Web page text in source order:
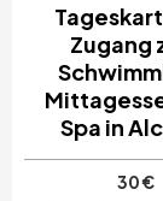
Zugang
Spa in
30 €